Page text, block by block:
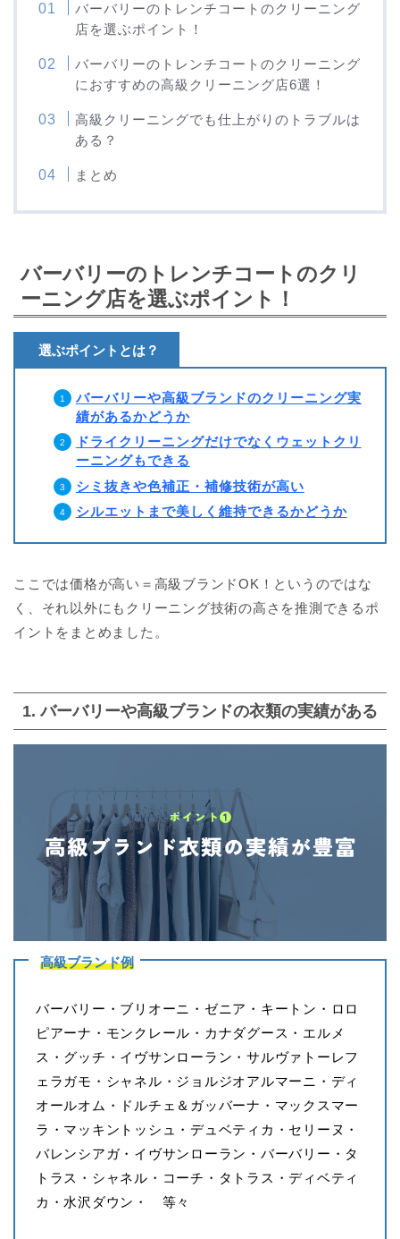
バーバリーのトレンチコートのクリーニング
店を選ぶポイント！
バーバリーのトレンチコートのクリーニング
におすすめの高級クリーニング店6選！
高級クリーニングでも仕上がりのトラブルは
ある？
まとめ
バーバリーのトレンチコートのクリ
ーニング店を選ぶポイント！
選ぶポイントとは？
バーバリーや高級ブランドのクリーニング実
績があるかどうか
ドライクリーニングだけでなくウェットクリ
ーニングもできる
シミ抜きや色補正・補修技術が高い
シルエットまで美しく維持できるかどうか
ここでは価格が高い＝高級ブランドOK！というのではな
く、それ以外にもクリーニング技術の高さを推測できるポ
イントをまとめました。
1. バーバリーや高級ブランドの衣類の実績がある
高級ブランド例
バーバリー・ブリオーニ・ゼニア・キートン・ロロ
ピアーナ・モンクレール・カナダグース・エルメ
ス・グッチ・イヴサンローラン・サルヴァトーレフ
ェラガモ・シャネル・ジョルジオアルマーニ・ディ
オールオム・ドルチェ＆ガッバーナ・マックスマー
ラ・マッキントッシュ・デュベティカ・セリーヌ・
バレンシアガ・イヴサンローラン・バーバリー・タ
トラス・シャネル・コーチ・タトラス・ディベティ
カ・水沢ダウン・ 等々